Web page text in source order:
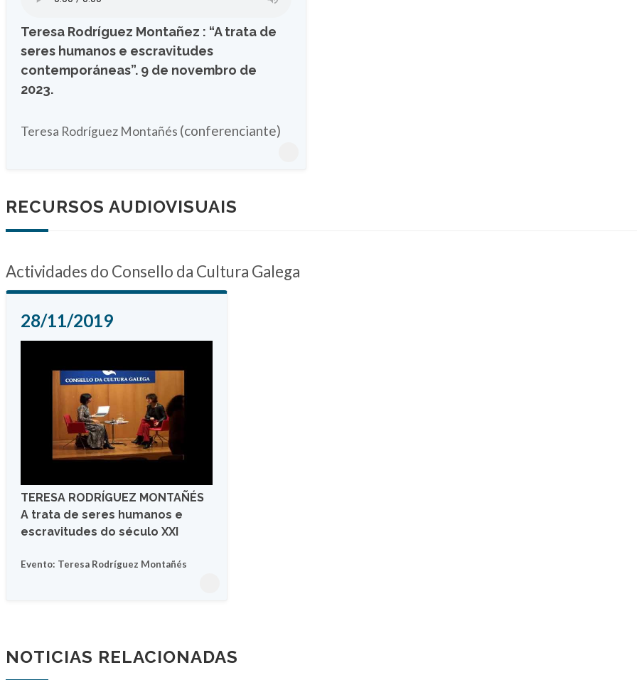
Teresa Rodríguez Montañez : “A trata de
seres humanos e escravitudes
contemporáneas”. 9 de novembro de
2023.
Teresa Rodríguez Montañés (conferenciante)
RECURSOS AUDIOVISUAIS
Actividades do Consello da Cultura Galega
28/11/2019
TERESA RODRÍGUEZ MONTAÑÉS
A trata de seres humanos e
escravitudes do século XXI
Evento: Teresa Rodríguez Montañés
NOTICIAS RELACIONADAS